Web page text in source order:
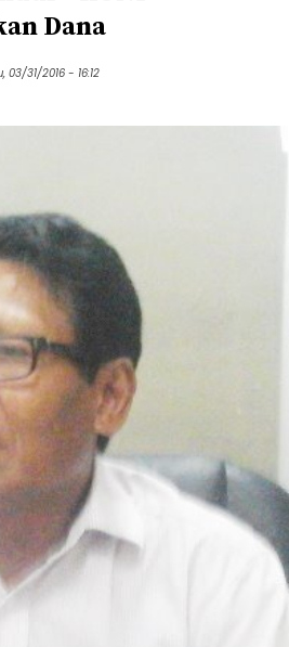
Dana
03/31/2016 - 16:12